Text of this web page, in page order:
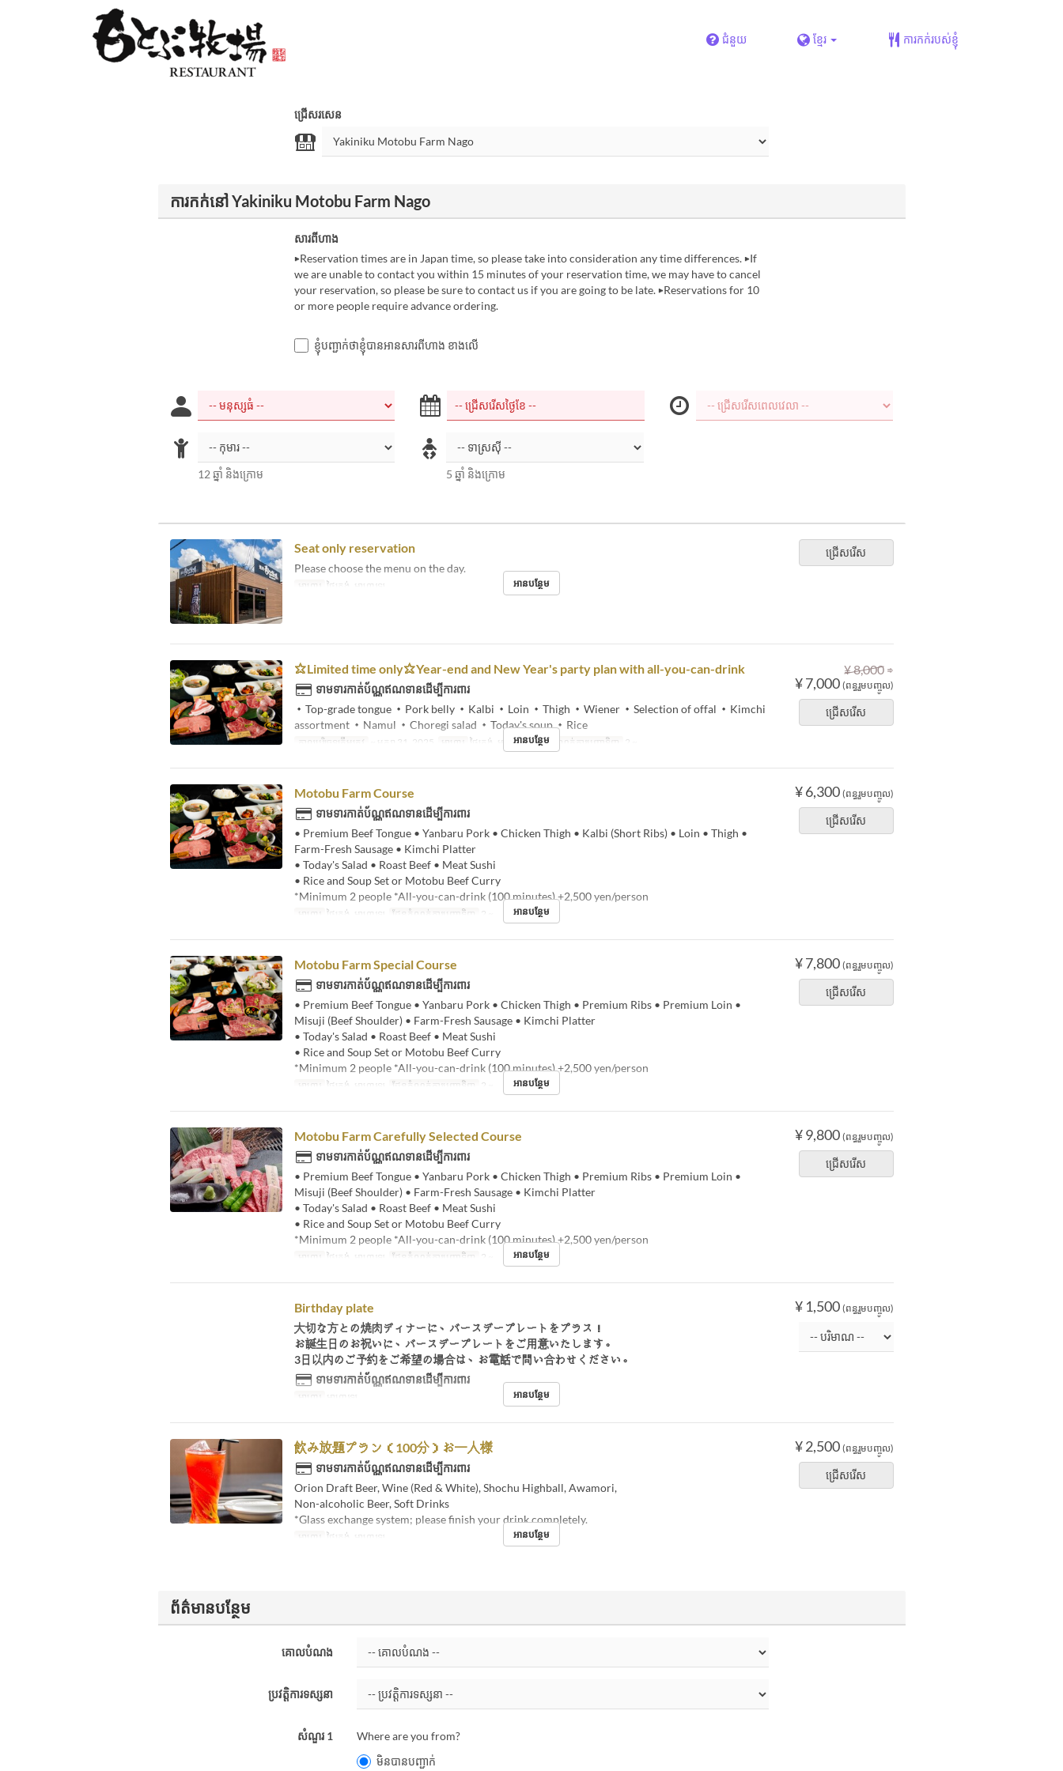
ជំនួយ ខ្មែរ ការកក់របស់ខ្ញុំ
ជ្រើសរសេន
ការកក់នៅ Yakiniku Motobu Farm Nago
សារពីហាង
▶Reservation times are in Japan time, so please take into consideration any time differences. ▶If
we are unable to contact you within 15 minutes of your reservation time, we may have to cancel
your reservation, so please be sure to contact us if you are going to be late. ▶Reservations for 10
or more people require advance ordering.
ខ្ញុំបញ្ជាក់ថាខ្ញុំបានអានសារពីហាង ខាងលើ
12 ឆ្នាំ និងក្រោម 5 ឆ្នាំ និងក្រោម
ជ្រើសរើស
Seat only reservation
Please choose the menu on the day.
អាហារ ថ្ងៃត្រង់, អាហារឡ អានបន្ថែម
¥ 8,000 ⇒
¥ 7,000 (ពន្ធរួមបញ្ចូល)
ជ្រើសរើស
⭐︎Limited time only⭐︎Year-end and New Year's party plan with all-you-can-drink
ទាមទារកាត់ប័ណ្ណឥណទានដើម្បីការពារ
・Top-grade tongue ・Pork belly ・Kalbi ・Loin ・Thigh ・Wiener ・Selection of offal ・Kimchi
assortment ・Namul ・Choregi salad ・Today's soup ・Rice
កាលបរិច្ឆេទត្រឹមត្រូវ ~ មករា 31, 2025 អាហារ ថ្ងៃត្រង់, អាហារឡ ដែនកំណត់ការបញ្ជាទិញ 2 ~
អានបន្ថែម
¥ 6,300 (ពន្ធរួមបញ្ចូល)
ជ្រើសរើស
Motobu Farm Course
ទាមទារកាត់ប័ណ្ណឥណទានដើម្បីការពារ
• Premium Beef Tongue • Yanbaru Pork • Chicken Thigh • Kalbi (Short Ribs) • Loin • Thigh •
Farm-Fresh Sausage • Kimchi Platter
• Today's Salad • Roast Beef • Meat Sushi
• Rice and Soup Set or Motobu Beef Curry
*Minimum 2 people *All-you-can-drink (100 minutes) +2,500 yen/person
អាហារ ថ្ងៃត្រង់, អាហារឡ ដែនកំណត់ការបញ្ជាទិញ 2 ~ អានបន្ថែម
¥ 7,800 (ពន្ធរួមបញ្ចូល)
ជ្រើសរើស
Motobu Farm Special Course
ទាមទារកាត់ប័ណ្ណឥណទានដើម្បីការពារ
• Premium Beef Tongue • Yanbaru Pork • Chicken Thigh • Premium Ribs • Premium Loin •
Misuji (Beef Shoulder) • Farm-Fresh Sausage • Kimchi Platter
• Today's Salad • Roast Beef • Meat Sushi
• Rice and Soup Set or Motobu Beef Curry
*Minimum 2 people *All-you-can-drink (100 minutes) +2,500 yen/person
អាហារ ថ្ងៃត្រង់, អាហារឡ ដែនកំណត់ការបញ្ជាទិញ 2 ~ អានបន្ថែម
¥ 9,800 (ពន្ធរួមបញ្ចូល)
ជ្រើសរើស
Motobu Farm Carefully Selected Course
ទាមទារកាត់ប័ណ្ណឥណទានដើម្បីការពារ
• Premium Beef Tongue • Yanbaru Pork • Chicken Thigh • Premium Ribs • Premium Loin •
Misuji (Beef Shoulder) • Farm-Fresh Sausage • Kimchi Platter
• Today's Salad • Roast Beef • Meat Sushi
• Rice and Soup Set or Motobu Beef Curry
*Minimum 2 people *All-you-can-drink (100 minutes) +2,500 yen/person
អាហារ ថ្ងៃត្រង់, អាហារឡ ដែនកំណត់ការបញ្ជាទិញ 2 ~ អានបន្ថែម
¥ 1,500 (ពន្ធរួមបញ្ចូល)
Birthday plate
大切な方との焼肉ディナーに、バースデープレートをプラス！
お誕生日のお祝いに、バースデープレートをご用意いたします。
3日以内のご予約をご希望の場合は、お電話で問い合わせください。
ទាមទារកាត់ប័ណ្ណឥណទានដើម្បីការពារ
អាហារ អាហារឡ អានបន្ថែម
¥ 2,500 (ពន្ធរួមបញ្ចូល)
ជ្រើសរើស
飲み放題プラン（100分）お一人様
ទាមទារកាត់ប័ណ្ណឥណទានដើម្បីការពារ
Orion Draft Beer, Wine (Red & White), Shochu Highball, Awamori,
Non-alcoholic Beer, Soft Drinks
*Glass exchange system; please finish your drink completely.
អាហារ ថ្ងៃត្រង់, អាហារឡ អានបន្ថែម
ព័ត៌មានបន្ថែម
គោលបំណង
ប្រវត្តិការទស្សនា
សំណួរ 1
Where are you from?
មិនបានបញ្ជាក់